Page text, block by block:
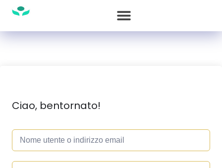
Ciao, bentornato!